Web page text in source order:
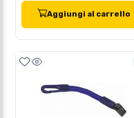
Aggiungi al carrello